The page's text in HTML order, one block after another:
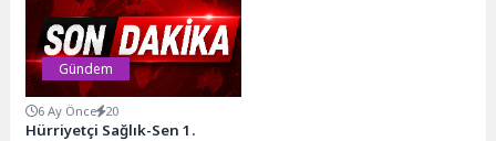
hastanenin arka tarafında...
Gündem
6 Ay Önce 20
Hürriyetçi Sağlık-Sen 1.